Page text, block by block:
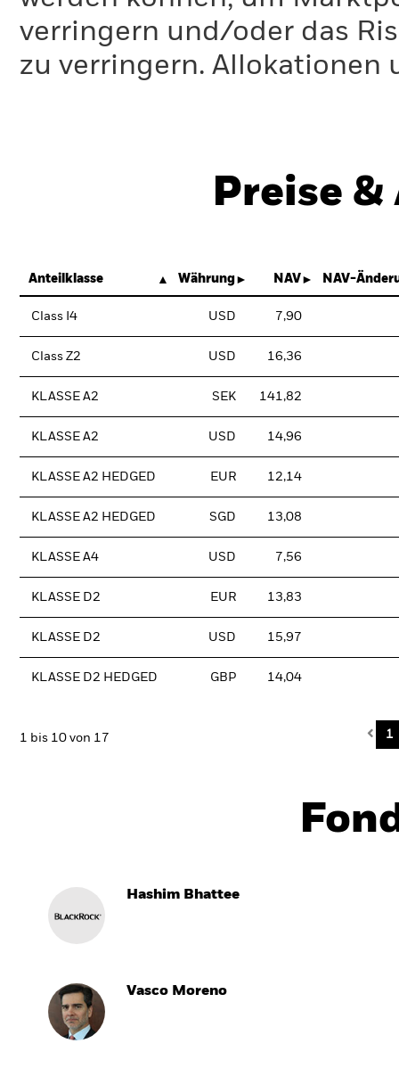
verringern und/oder das
zu verringern. Allokationen
Preise
Anteilklasse Währung NAV NAV-
Class I4 USD 7,90
Class Z2 USD 16,36
KLASSE A2 SEK 141,82
KLASSE A2 USD 14,96
KLASSE A2 HEDGED EUR 12,14
KLASSE A2 HEDGED SGD 13,08
KLASSE A4 USD 7,56
KLASSE D2 EUR 13,83
KLASSE D2 USD 15,97
KLASSE D2 HEDGED GBP 14,04
1 bis 10 von 17 1
Hashim Bhattee
Vasco Moreno